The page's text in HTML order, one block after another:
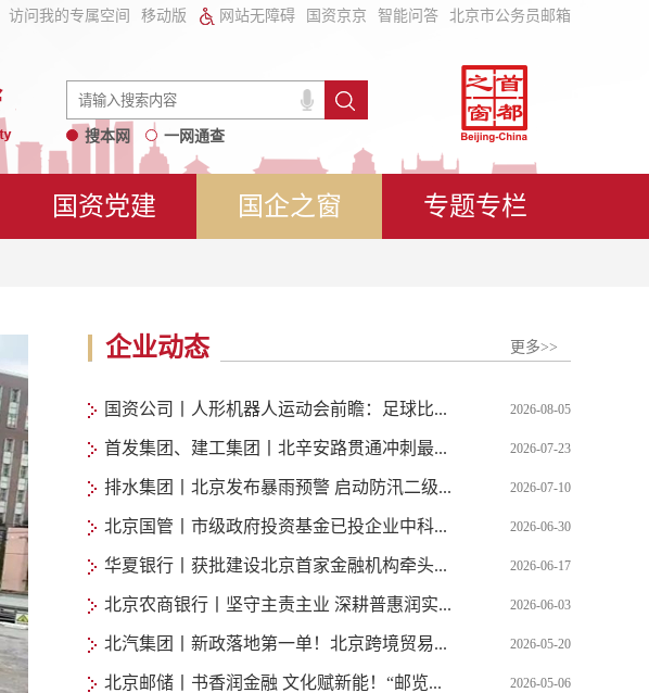
访问我的专属空间 移动版 网站无障碍 国资京京 智能问答 北京市公务员邮箱
搜本网 一网通查
国资党建 国企之窗 专题专栏
企业动态 更多>>
国资公司丨人形机器人运动会前瞻：足球比... 2026-08-05
首发集团、建工集团丨北辛安路贯通冲刺最... 2026-07-23
排水集团丨北京发布暴雨预警 启动防汛二级... 2026-07-10
北京国管丨市级政府投资基金已投企业中科... 2026-06-30
华夏银行丨获批建设北京首家金融机构牵头... 2026-06-17
北京农商银行丨坚守主责主业 深耕普惠润实... 2026-06-03
北汽集团丨新政落地第一单！北京跨境贸易... 2026-05-20
北京邮储丨书香润金融 文化赋新能！“邮览... 2026-05-06